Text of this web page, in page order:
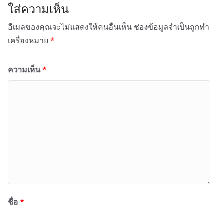
ใส่ความเห็น
อีเมลของคุณจะไม่แสดงให้คนอื่นเห็น ช่องข้อมูลจำเป็นถูกทำ
เครื่องหมาย *
ความเห็น*
ชื่อ *